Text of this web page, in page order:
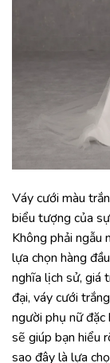
Váy cưới màu
biểu tượng của
Không phải ngẫu
lựa chọn hàng
nghĩa lịch sử, giá
đại, váy cưới
người phụ nữ
sẽ giúp bạn hiểu
sao đây là lựa